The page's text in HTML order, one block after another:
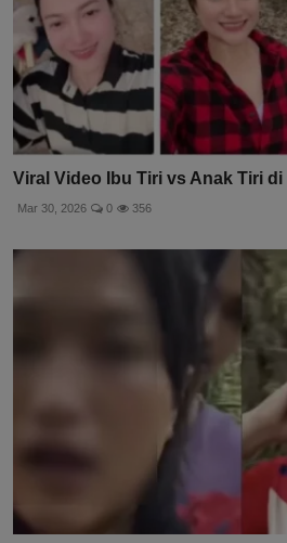
Viral Video Ibu Tiri vs Anak Tiri
Mar 30, 2026 0 356